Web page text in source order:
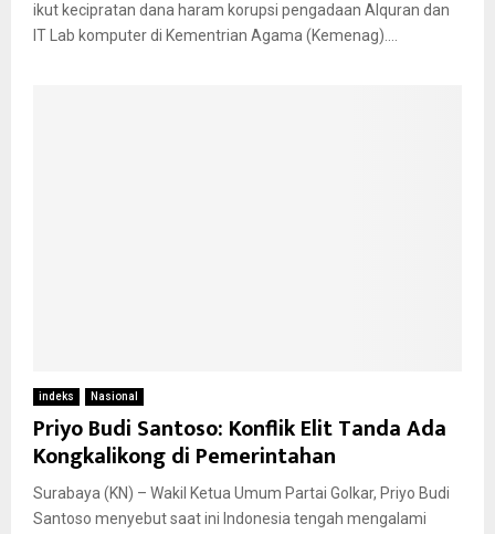
ikut kecipratan dana haram korupsi pengadaan Alquran dan
IT Lab komputer di Kementrian Agama (Kemenag)....
indeks Nasional
Priyo Budi Santoso: Konflik Elit Tanda Ada
Kongkalikong di Pemerintahan
Surabaya (KN) – Wakil Ketua Umum Partai Golkar, Priyo Budi
Santoso menyebut saat ini Indonesia tengah mengalami